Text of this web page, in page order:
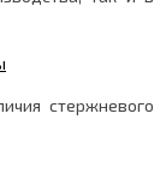
стержневого